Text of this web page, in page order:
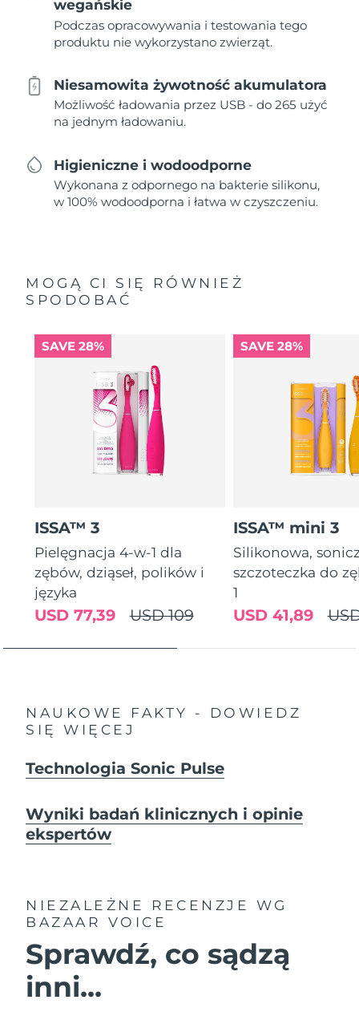
wegańskie
Podczas opracowywania i testowania tego
produktu nie wykorzystano zwierząt.
Niesamowita żywotność akumulatora
Możliwość ładowania przez USB - do 265 użyć
na jednym ładowaniu.
Higieniczne i wodoodporne
Wykonana z odpornego na bakterie silikonu,
w 100% wodoodporna i łatwa w czyszczeniu.
MOGĄ CI SIĘ RÓWNIEŻ
SPODOBAĆ
SAVE 28%
ISSA™ 3
Pielęgnacja 4-w-1 dla
zębów, dziąseł, polików i
języka
USD 109
USD 77,39
SAVE 28%
ISSA™ mini 3
Silikonowa,
szczoteczka do
1
USD 41,89
NAUKOWE FAKTY - DOWIEDZ
SIĘ WIĘCEJ
Technologia Sonic Pulse
Wyniki badań klinicznych i opinie
ekspertów
NIEZALEŻNE RECENZJE
WG
BAZAAR VOICE
Sprawdź, co sądzą
inni...